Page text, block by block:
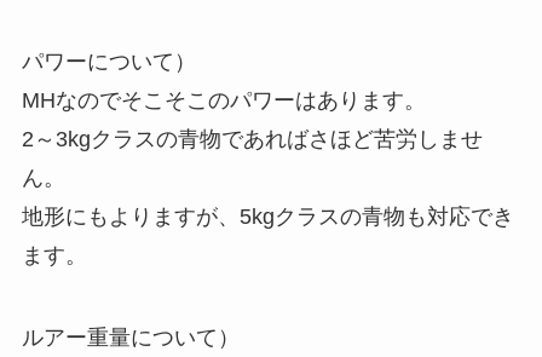
パワーについて）
MHなのでそこそこのパワーはあります。
2～3kgクラスの青物であればさほど苦労しませ
ん。
地形にもよりますが、5kgクラスの青物も対応でき
ます。
ルアー重量について）